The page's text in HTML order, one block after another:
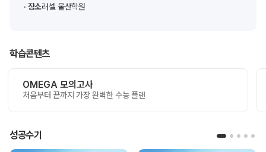
장소러셀 울산학원
학습콘텐츠
OMEGA 모의고사
처음부터 끝까지 가장 완벽한 수능 플랜
성공수기